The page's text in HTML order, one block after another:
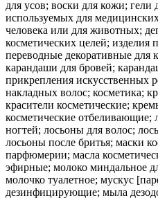
для усов; воски для кожи; гели
используемых для
человека или для животных;
косметических целей;
переводные декоративные для
карандаши для бровей;
прикрепления искусственных
накладных волос; косметика;
красители косметические;
косметические отбеливающие;
ногтей; лосьоны для волос;
лосьоны после бритья; маски
парфюмерии; масла
эфирные; молоко миндальное
молочко туалетное; мускус
дезинфицирующие; мыла